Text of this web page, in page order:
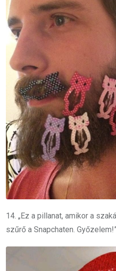
14. „Ez a pillanat, amikor a
szűrő a Snapchaten. Győzelem!”